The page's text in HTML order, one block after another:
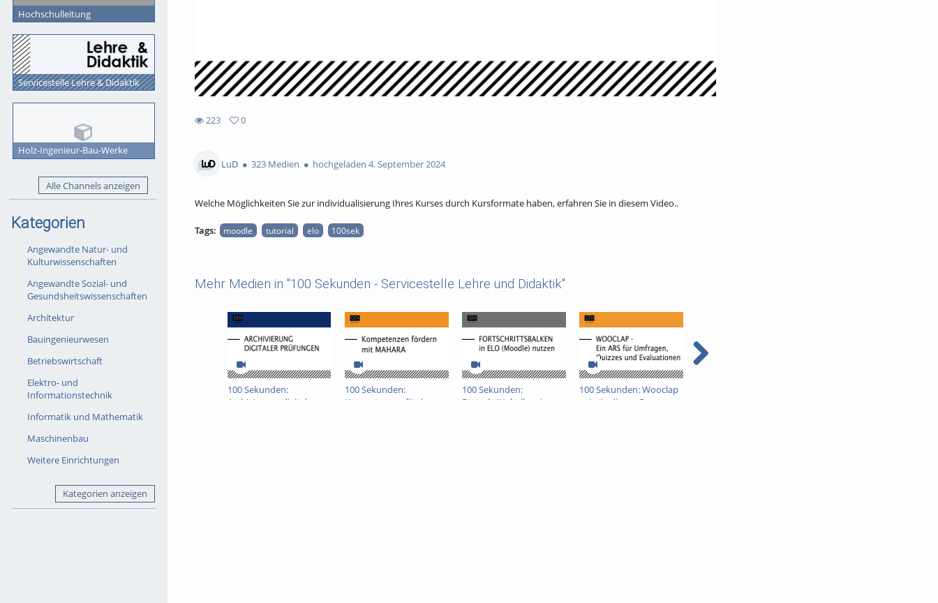
Hochschulleitung
Servicestelle Lehre & Didaktik
Holz-Ingenieur-Bau-Werke
Alle Channels anzeigen
Kategorien
Angewandte Natur- und
Kulturwissenschaften
Angewandte Sozial- und
Gesundsheitswissenschaften
Architektur
Bauingenieurwesen
Betriebswirtschaft
Elektro- und
Informationstechnik
Informatik und Mathematik
Maschinenbau
Weitere Einrichtungen
Kategorien anzeigen
223
views
0
LuD
323 Medien hochgeladen 4. September 2024
Welche Möglichkeiten Sie zur individualisierung Ihres Kurses durch Kursformate haben, erfahren Sie in diesem Video..
Tags: moodle tutorial elo 100sek
Mehr Medien in "100 Sekunden - Servicestelle Lehre und Didaktik"
100 Sekunden:
Archivierung digitaler
100 Sekunden:
Kompetenzen fördern
100 Sekunden:
Fortschrittsbalken in
100 Sekunden: Wooclap
- ein Audience Response